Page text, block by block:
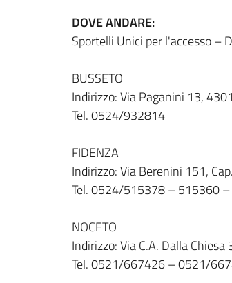
DOVE ANDARE:
Sportelli Unici per l'accesso –
BUSSETO
Indirizzo: Via Paganini 13,
Tel. 0524/932814
FIDENZA
Indirizzo: Via Berenini 151,
Tel. 0524/515378 – 515360
NOCETO
Indirizzo: Via C.A. Dalla Chiesa
Tel. 0521/667426 – 0521/